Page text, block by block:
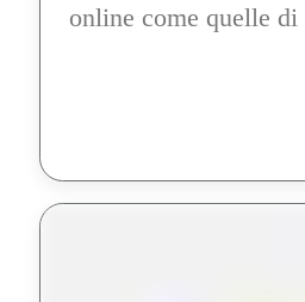
online come quelle di